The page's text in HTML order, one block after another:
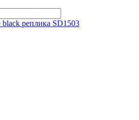
реплика SD1503